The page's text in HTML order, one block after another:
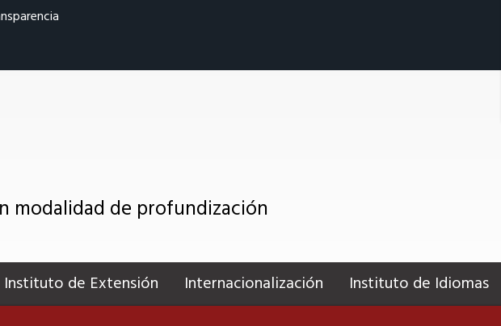
modalidad de profundización
Instituto de Extensión Internacionalización Instituto de Idiomas